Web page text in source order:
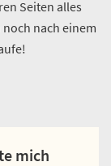
Seiten alles
nach einem
mich